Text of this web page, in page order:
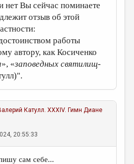
нет Вы сейчас поминаете
отзыв об этой
работы
автору, как Косиченко
», «заповедных святилищ-
Катулл. XXXIV. Гимн Диане
20:55:33
сам себе...